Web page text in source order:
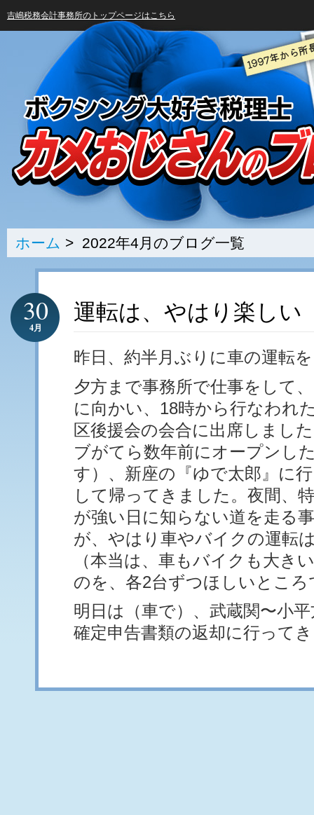
吉嶋税務会計事務所のトップページはこちら
ホーム > 2022年4月のブログ一覧
運転は、やはり楽しい
30
4月
昨日、約半月ぶりに車の運転
夕方まで事務所で仕事をして
に向かい、18時から行なわれ
区後援会の会合に出席しまし
ブがてら数年前にオープンし
す）、新座の『ゆで太郎』に
して帰ってきました。夜間、
が強い日に知らない道を走る
が、やはり車やバイクの運転
（本当は、車もバイクも大き
のを、各2台ずつほしいところ
明日は（車で）、武蔵関〜小
確定申告書類の返却に行って